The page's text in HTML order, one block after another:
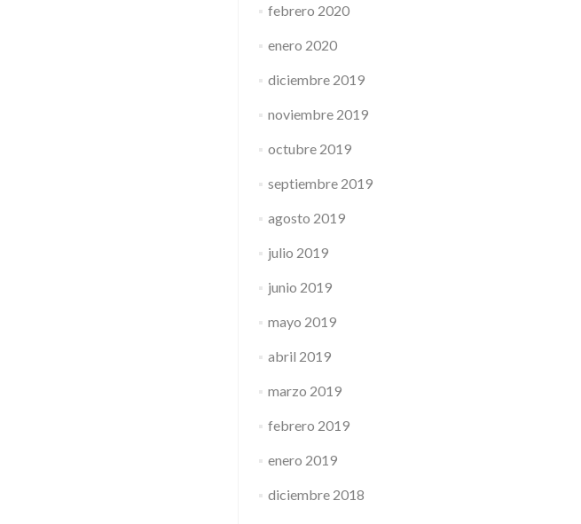
febrero 2020
enero 2020
diciembre 2019
noviembre 2019
octubre 2019
septiembre 2019
agosto 2019
julio 2019
junio 2019
mayo 2019
abril 2019
marzo 2019
febrero 2019
enero 2019
diciembre 2018